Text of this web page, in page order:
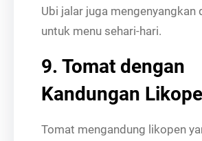
Ubi jalar juga mengenyangkan
untuk menu sehari-hari.
9. Tomat dengan
Kandungan
Tomat mengandung likopen